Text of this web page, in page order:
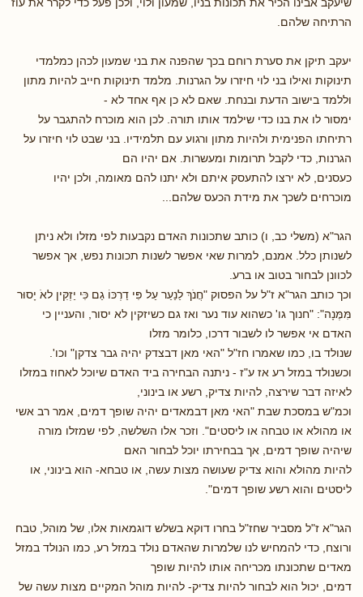
הרתיחה שלהם.
יעקב תיקן את סערת רוחם בכך שהפנה את בני שמעון לכהן כמלמדי
תינוקות ואילו בני לוי חיזרו על הגרנות. מלמד תינוקות חייב להיות מתון
וללמד בישוב הדעת ובנחת. שאם לא כן אף אחד לא -
ימסור לו את בנו כדי שילמד אותו תורה. לכן הוא מוכרח להתגבר על
רתיחתו הפנימית ולהיות מתון ורגוע עם תלמידיו. בני שבט לוי חיזרו על
הגרנות, כדי לקבל תרומות ומעשרות. אם יהיו הם
כעסנים, לא ירצו להתעסק איתם ולא יתנו להם מאומה, ולכן יהיו
מוכרחים לשכך את מידת הכעס שלהם...
הגר"א (משלי כב, ו) כותב שתכונות האדם נקבעות לפי מזלו ולא ניתן
לשנותן כלל. אמנם, למרות שאי אפשר לשנות תכונות נפש, אך אפשר
לכוונן לבחור בטוב או ברע.
וכך כותב הגר"א ז"ל על הפסוק "חֲנֹךְ לַנַעַר עַל פִּי דַרְכּוֹ גַם כִּּי יַזְקִּין לאֹ יָסוּר
מִּמֶּנָה": "חנוך גו' כשהוא עוד נער ואז גם כשיזקין לא יסור, והעניין כי
האדם אי אפשר לו לשבור דרכו, כלומר מזלו
שנולד בו, כמו שאמרו חז"ל "האי מאן דבצדק יהיה גבר צדקן" וכו'.
וכשנולד במזל רע אז ע"ז - ניתנה הבחירה ביד האדם שיוכל לאחוז במזלו
לאיזה דבר שירצה, להיות צדיק, רשע או בינוני,
וכמ"ש במסכת שבת "האי מאן דבמאדים יהיה שופך דמים, אמר רב אשי
או מהולא או טבחה או ליסטים". וזכר אלו השלשה, לפי שמזלו מורה
שיהיה שופך דמים, אך בבחירתו יוכל לבחור האם
להיות מהולא והוא צדיק שעושה מצות עשה, או טבחא- הוא בינוני, או
ליסטים והוא רשע שופך דמים".
הגר"א ז"ל מסביר שחז"ל בחרו דוקא בשלש דוגמאות אלו, של מוהל, טבח
ורוצח, כדי להמחיש לנו שלמרות שהאדם נולד במזל רע, כמו הנולד במזל
מאדים שתכונתו מכריחה אותו להיות שופך
דמים, יכול הוא לבחור להיות צדיק- להיות מוהל המקיים מצות עשה של